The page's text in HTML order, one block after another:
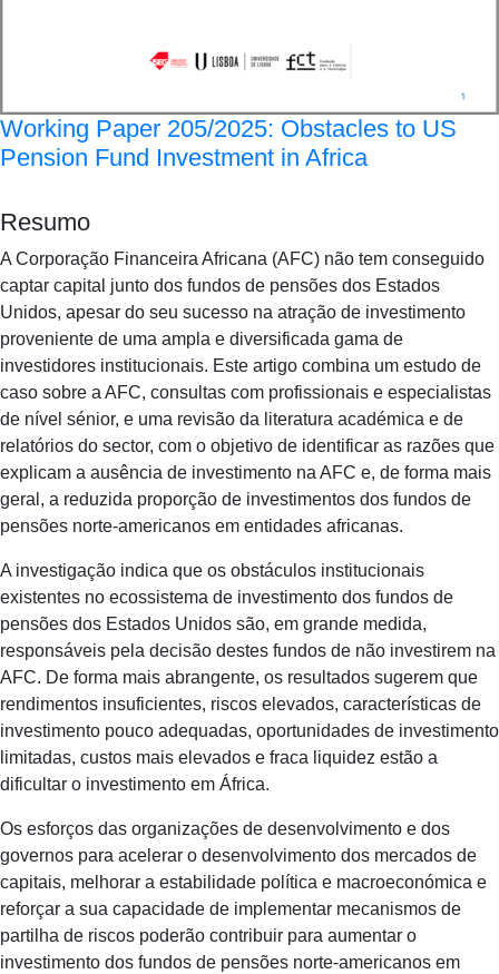
Working Paper 205/2025: Obstacles to US
Pension Fund Investment in Africa
Resumo
A Corporação Financeira Africana (AFC) não tem conseguido
captar capital junto dos fundos de pensões dos Estados
Unidos, apesar do seu sucesso na atração de investimento
proveniente de uma ampla e diversificada gama de
investidores institucionais. Este artigo combina um estudo de
caso sobre a AFC, consultas com profissionais e especialistas
de nível sénior, e uma revisão da literatura académica e de
relatórios do sector, com o objetivo de identificar as razões que
explicam a ausência de investimento na AFC e, de forma mais
geral, a reduzida proporção de investimentos dos fundos de
pensões norte-americanos em entidades africanas.
A investigação indica que os obstáculos institucionais
existentes no ecossistema de investimento dos fundos de
pensões dos Estados Unidos são, em grande medida,
responsáveis pela decisão destes fundos de não investirem na
AFC. De forma mais abrangente, os resultados sugerem que
rendimentos insuficientes, riscos elevados, características de
investimento pouco adequadas, oportunidades de investimento
limitadas, custos mais elevados e fraca liquidez estão a
dificultar o investimento em África.
Os esforços das organizações de desenvolvimento e dos
governos para acelerar o desenvolvimento dos mercados de
capitais, melhorar a estabilidade política e macroeconómica e
reforçar a sua capacidade de implementar mecanismos de
partilha de riscos poderão contribuir para aumentar o
investimento dos fundos de pensões norte-americanos em